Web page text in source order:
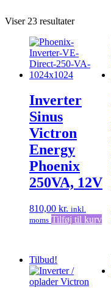
Viser 23 resultater
Inverter
Sinus
Victron
Energy
Phoenix
250VA, 12V
810,00 kr. inkl.
moms Tilføj til kurv
Tilbud!